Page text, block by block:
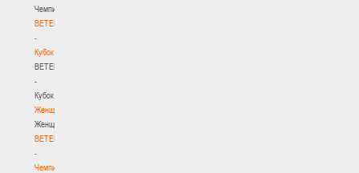
Чемпионат
BETERA
-
Кубок
BETERA
-
Кубок
Женщины
Женщины
BETERA
-
Чемпионат